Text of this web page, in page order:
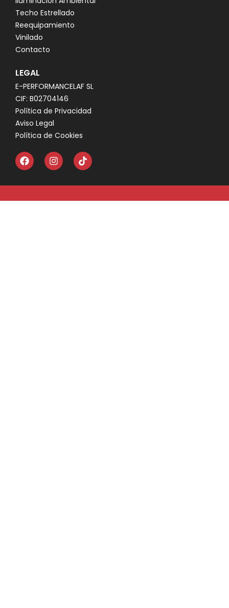
Techo Estrellado
Reequipamiento
Vinilado
Contacto
LEGAL
E-PERFORMANCELAF SL
CIF: B02704146
Política de Privacidad
Aviso Legal
Política de Cookies